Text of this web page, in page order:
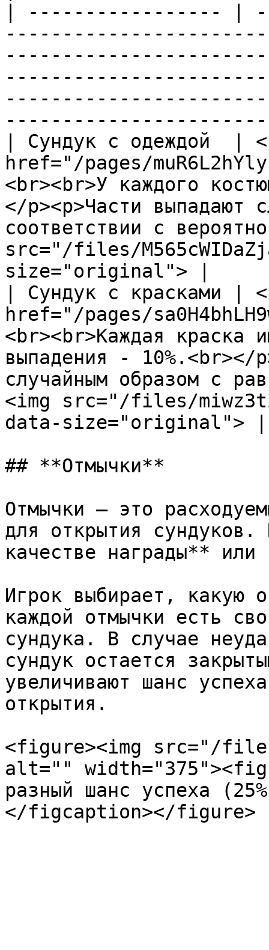
| ----------------- |
| Сундук с одеждой  |
href="/pages/
<br><br>У каждого
</p><p>Части выпадают
соответствии с
src="/files/
size="original"> |
| Сундук с красками |
href="/pages/
<br><br>Каждая краска
выпадения - 10%.<br></
случайным образом с
<img src="/files/
data-size="original"> |
## **Отмычки**
Отмычки — это
для открытия
качестве награды**
Игрок выбирает, какую
каждой отмычки есть
сундука. В случае
сундук остается
увеличивают шанс
открытия.
<figure><img src="/files/
alt=""
разный шанс успеха